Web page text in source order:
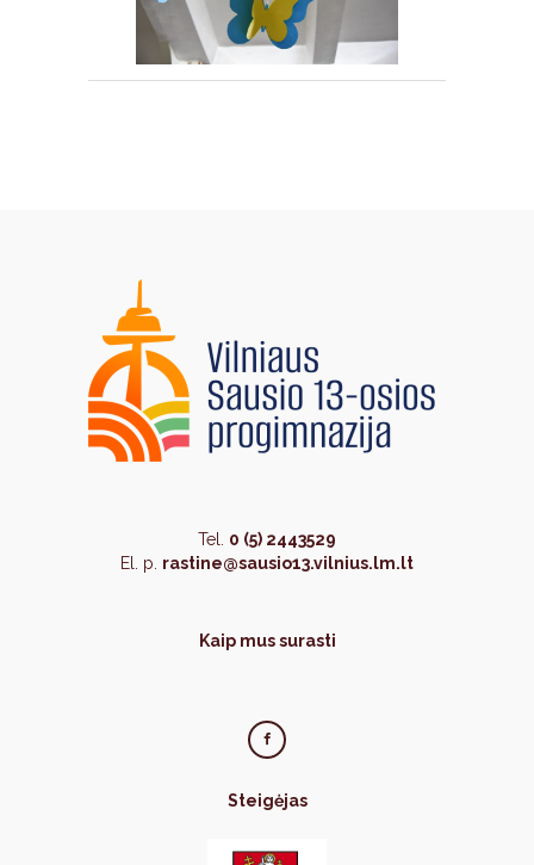
Tel. 0 (5) 2443529
El. p. rastine@sausio13.vilnius.lm.lt
Kaip mus surasti
Steigėjas